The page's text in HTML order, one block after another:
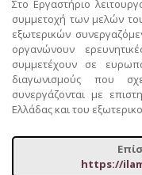
Στο Εργαστήριο
συμμετοχή των μελών
εξωτερικών
οργανώνουν
συμμετέχουν σε
διαγωνισμούς που
συνεργάζονται με
Ελλάδας και του
https://